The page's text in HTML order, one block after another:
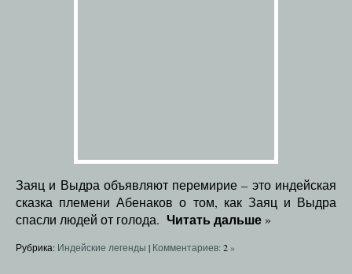
Заяц и Выдра объявляют перемирие – это индейская
сказка племени Абенаков о том, как Заяц и Выдра
спасли людей от голода. Читать дальше »
Рубрика: Индейские легенды | Комментариев: 2»